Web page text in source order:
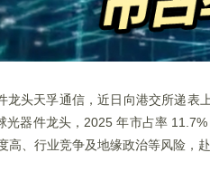
龙头天孚通信，近日向港交所递
光器件龙头，2025 年市占率
高、行业竞争及地缘政治等风险，